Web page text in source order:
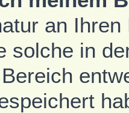
an
solche in